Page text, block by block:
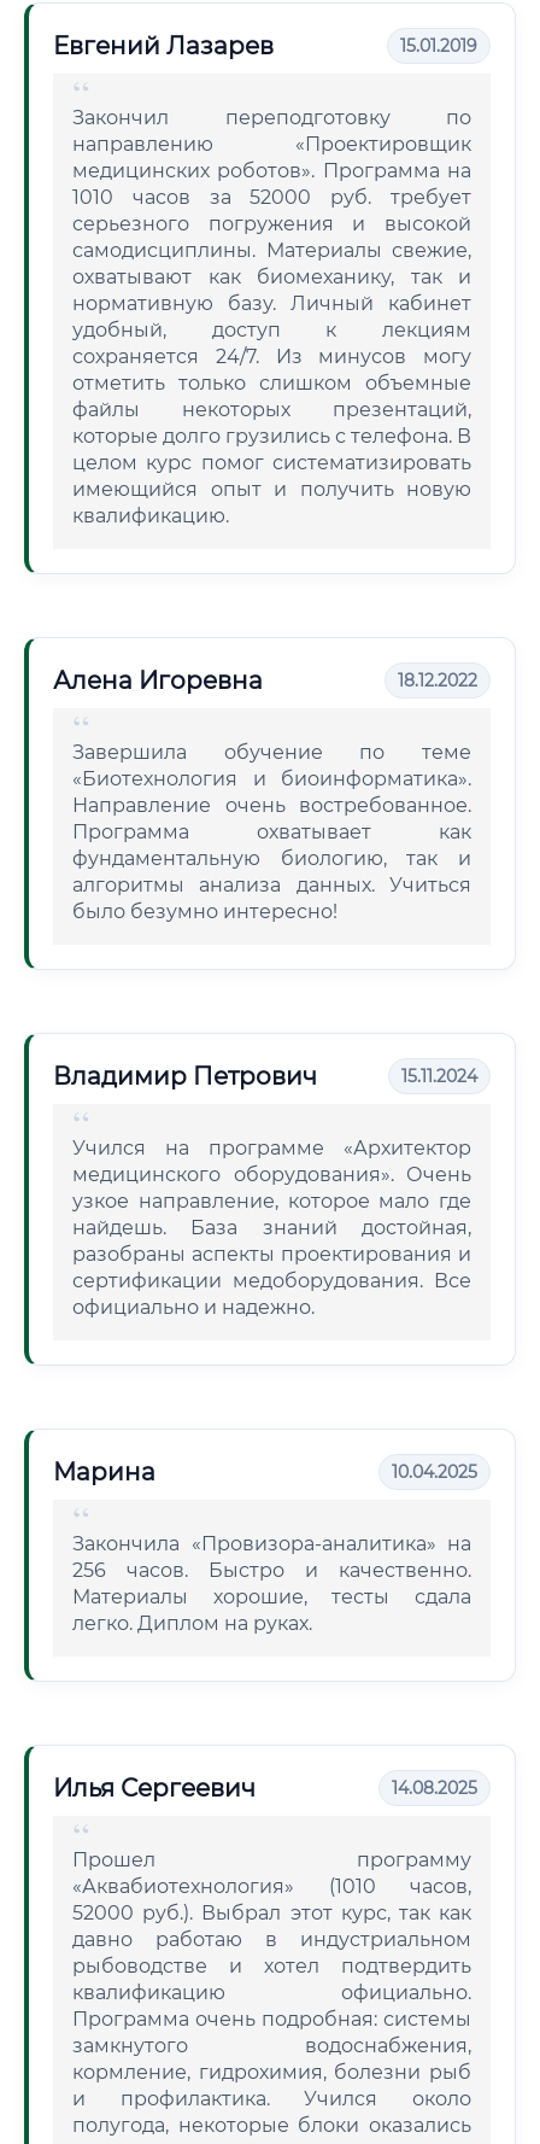
Евгений Лазарев 15.01.2019
Закончил переподготовку по
направлению «Проектировщик
медицинских роботов». Программа на
1010 часов за 52000 руб. требует
серьезного погружения и высокой
самодисциплины. Материалы свежие,
охватывают как биомеханику, так и
нормативную базу. Личный кабинет
удобный, доступ к лекциям
сохраняется 24/7. Из минусов могу
отметить только слишком объемные
файлы некоторых презентаций,
которые долго грузились с телефона. В
целом курс помог систематизировать
имеющийся опыт и получить новую
квалификацию.
Алена Игоревна 18.12.2022
Завершила обучение по теме
«Биотехнология и биоинформатика».
Направление очень востребованное.
Программа охватывает как
фундаментальную биологию, так и
алгоритмы анализа данных. Учиться
было безумно интересно!
Владимир Петрович 15.11.2024
Учился на программе «Архитектор
медицинского оборудования». Очень
узкое направление, которое мало где
найдешь. База знаний достойная,
разобраны аспекты проектирования и
сертификации медоборудования. Все
официально и надежно.
Марина 10.04.2025
Закончила «Провизора-аналитика» на
256 часов. Быстро и качественно.
Материалы хорошие, тесты сдала
легко. Диплом на руках.
Илья Сергеевич 14.08.2025
Прошел программу
«Аквабиотехнология» (1010 часов,
52000 руб.). Выбрал этот курс, так как
давно работаю в индустриальном
рыбоводстве и хотел подтвердить
квалификацию официально.
Программа очень подробная: системы
замкнутого водоснабжения,
кормление, гидрохимия, болезни рыб
и профилактика. Учился около
полугода, некоторые блоки оказались